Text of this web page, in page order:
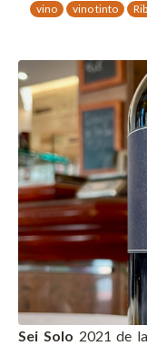
vino vino tinto
Sei Solo 2021 de